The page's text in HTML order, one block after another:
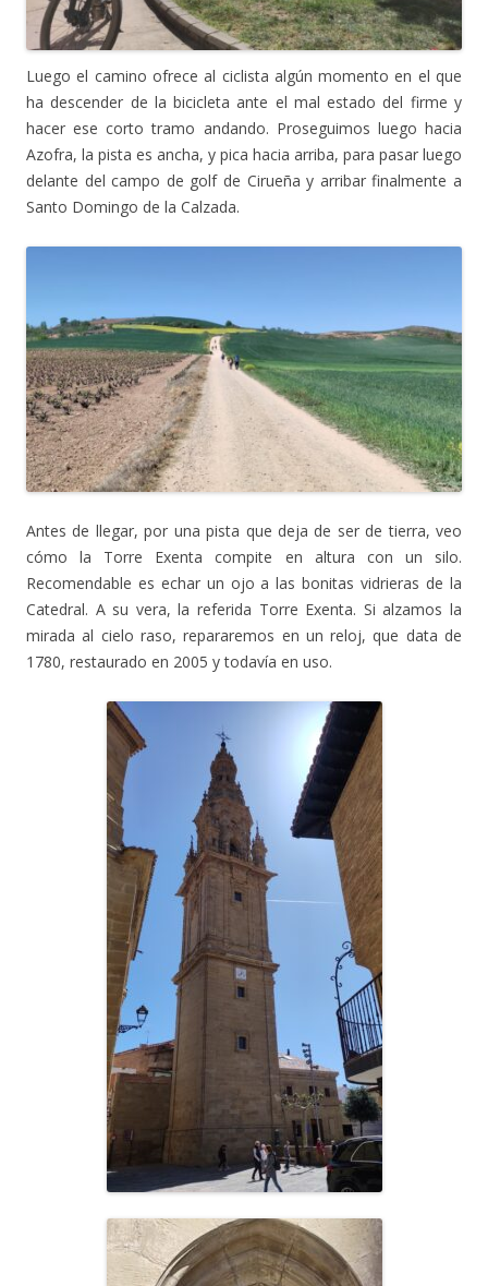
Luego el camino ofrece al ciclista algún momento en el que
ha descender de la bicicleta ante el mal estado del firme y
hacer ese corto tramo andando. Proseguimos luego hacia
Azofra, la pista es ancha, y pica hacia arriba, para pasar luego
delante del campo de golf de Cirueña y arribar finalmente a
Santo Domingo de la Calzada.
Antes de llegar, por una pista que deja de ser de tierra, veo
cómo la Torre Exenta compite en altura con un silo.
Recomendable es echar un ojo a las bonitas vidrieras de la
Catedral. A su vera, la referida Torre Exenta. Si alzamos la
mirada al cielo raso, repararemos en un reloj, que data de
1780, restaurado en 2005 y todavía en uso.